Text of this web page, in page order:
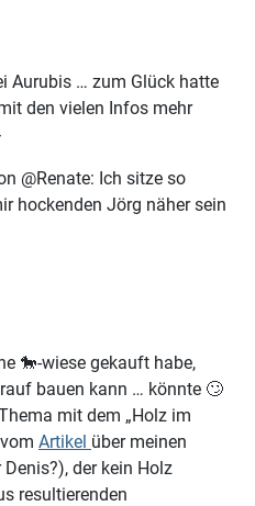
Aurubis … zum Glück hatte
den vielen Infos mehr
@Renate: Ich sitze so
hockenden Jörg näher sein
🐎-wiese gekauft habe,
bauen kann … könnte 🙄
mit dem „Holz im
Artikel über meinen
der kein Holz
resultierenden